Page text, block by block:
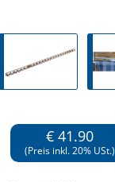
€ 41.90
(Preis inkl. 20% USt.)